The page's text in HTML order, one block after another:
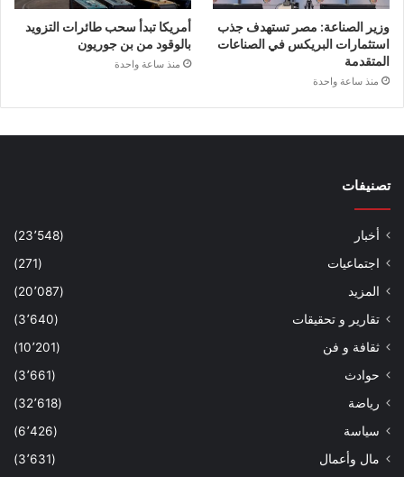
وزير الصناعة: مصر تستهدف جذب
استثمارات البريكس في الصناعات
المتقدمة
منذ ساعة واحدة
أمريكا تبدأ سحب طائرات التزويد
بالوقود من بن جوريون
منذ ساعة واحدة
تصنيفات
أخبار
(23٬548)
اجتماعيات
(271)
المزيد
(20٬087)
تقارير و تحقيقات
(3٬640)
ثقافة و فن
(10٬201)
حوادث
(3٬661)
رياضة
(32٬618)
سياسة
(6٬426)
مال وأعمال
(3٬631)